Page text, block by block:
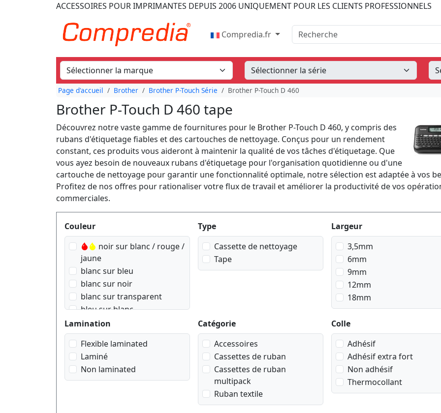
ACCESSOIRES POUR IMPRIMANTES DEPUIS 2006 UNIQUEMENT POUR LES CLIENTS PROFESSIONNELS
Compredia.fr Recherche
Page d'accueil Brother Brother P-Touch Série Brother P-Touch D 460
Brother P-Touch D 460 tape
Découvrez notre vaste gamme de fournitures pour le Brother P-Touch D 460, y compris des
rubans d'étiquetage fiables et des cartouches de nettoyage. Conçus pour un rendement
constant, ces produits vous aideront à maintenir la qualité de vos tâches d'étiquetage. Que
vous ayez besoin de nouveaux rubans d'étiquetage pour l'organisation quotidienne ou d'une
cartouche de nettoyage pour garantir une fonctionnalité optimale, notre sélection est adaptée à vos
Profitez de nos offres pour rationaliser votre flux de travail et améliorer la productivité de vos
commerciales.
Produktfilter
Couleur
noir sur blanc / rouge /
jaune
blanc sur bleu
blanc sur noir
blanc sur transparent
bleu sur blanc
bleu sur transparent
doré sur Rose
doré sur blanc
doré sur bleu navy
doré sur noir
Type
Cassette de nettoyage
Tape
Largeur
3,5mm
6mm
9mm
12mm
18mm
Lamination
Flexible laminated
Laminé
Non laminated
Catégorie
Accessoires
Cassettes de ruban
Cassettes de ruban
multipack
Ruban textile
Colle
Adhésif
Adhésif extra fort
Non adhésif
Thermocollant